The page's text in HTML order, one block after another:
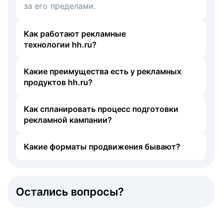
за его пределами.
Как работают рекламные
технологии hh.ru?
Какие преимущества есть у рекламных
продуктов hh.ru?
Как спланировать процесс подготовки
рекламной кампании?
Какие форматы продвижения бывают?
Остались вопросы?